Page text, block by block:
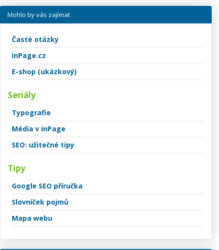
Mohlo by vás zajímat
Časté otázky
inPage.cz
E-shop (ukázkový)
Seriály
Typografie
Média v inPage
SEO: užitečné tipy
Tipy
Google SEO příručka
Slovníček pojmů
Mapa webu